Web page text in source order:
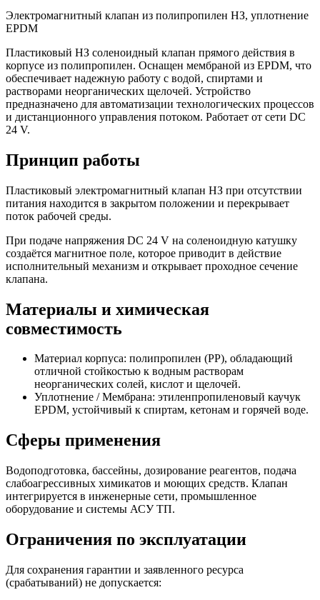
Электромагнитный клапан из полипропилен НЗ, уплотнение
EPDM
Пластиковый НЗ соленоидный клапан прямого действия в
корпусе из полипропилен. Оснащен мембраной из EPDM, что
обеспечивает надежную работу с водой, спиртами и
растворами неорганических щелочей. Устройство
предназначено для автоматизации технологических процессов
и дистанционного управления потоком. Работает от сети DC
24 V.
Принцип работы
Пластиковый электромагнитный клапан НЗ при отсутствии
питания находится в закрытом положении и перекрывает
поток рабочей среды.
При подаче напряжения DC 24 V на соленоидную катушку
создаётся магнитное поле, которое приводит в действие
исполнительный механизм и открывает проходное сечение
клапана.
Материалы и химическая
совместимость
Материал корпуса: полипропилен (PP), обладающий
отличной стойкостью к водным растворам
неорганических солей, кислот и щелочей.
Уплотнение / Мембрана: этиленпропиленовый каучук
EPDM, устойчивый к спиртам, кетонам и горячей воде.
Сферы применения
Водоподготовка, бассейны, дозирование реагентов, подача
слабоагрессивных химикатов и моющих средств. Клапан
интегрируется в инженерные сети, промышленное
оборудование и системы АСУ ТП.
Ограничения по эксплуатации
Для сохранения гарантии и заявленного ресурса
(срабатываний) не допускается: